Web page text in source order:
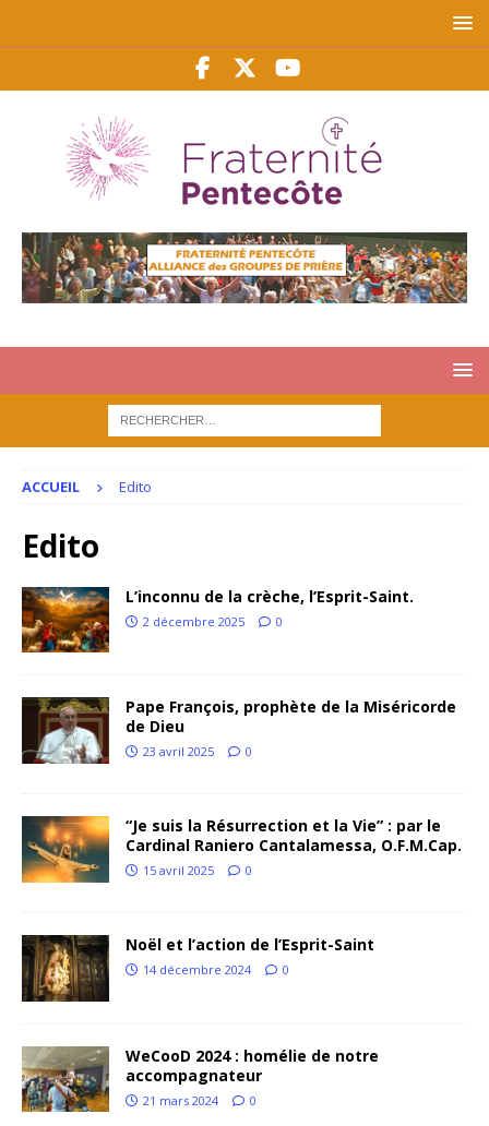
ACCUEIL Edito
Edito
L’inconnu de la crèche, l’Esprit-Saint.
2 décembre 2025 0
Pape François, prophète de la Miséricorde
de Dieu
23 avril 2025 0
“Je suis la Résurrection et la Vie” : par le
Cardinal Raniero Cantalamessa, O.F.M.Cap.
15 avril 2025 0
Noël et l’action de l’Esprit-Saint
14 décembre 2024 0
WeCooD 2024 : homélie de notre
accompagnateur
21 mars 2024 0